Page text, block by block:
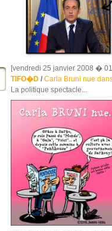
[vendredi 25 janvier 2008 �
TIFO�D/ Carla Bruni nue
La politique spectacle...